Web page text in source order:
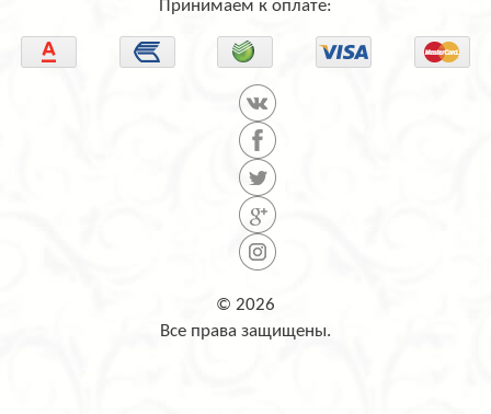
Принимаем к оплате:
© 2026
Все права защищены.